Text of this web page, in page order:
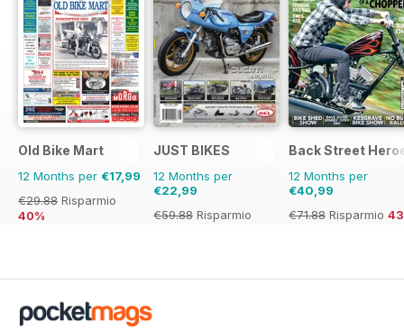
Old Bike Mart
12 Months per €17,99
€29.88 Risparmio
40%
JUST BIKES
12 Months per
€22,99
€59.88 Risparmio
Back Street
12 Months per
€40,99
€71.88 Risparmio